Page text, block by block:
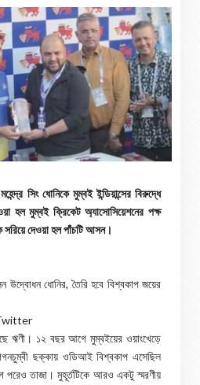
সিং ধোনিকে মুম্বই ইন্ডিয়ান্সের বিরুদ্ধে
হল মুম্বই ক্রিকেট অ্যাসোসিয়েশনের পক্ষ
সরিয়ে দেওয়া হল পাঁচটি আসন।
উদ্বোধন ধোনির, তৈরি হবে বিশ্বকাপ জয়ের
ঋণী। ১২ বছর আগে মুম্বইয়ের ওয়াংখেড়ে
গগনচুম্বী ছক্কায় ওডিআই বিশ্বকাপ এসেছিল
পরেও তাজা। মুহূর্তটিকে আরও একটু স্মরণীয়